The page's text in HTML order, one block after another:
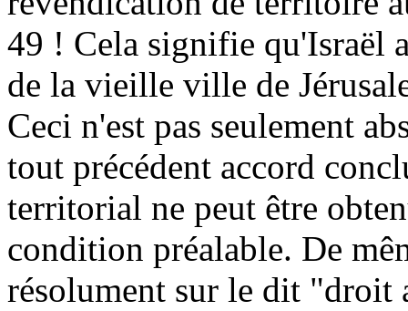
49 ! Cela signifie qu'Israël
de la vieille ville de
Ceci n'est pas seulement
tout précédent accord
territorial ne peut être
condition préalable. De
résolument sur le dit "droit